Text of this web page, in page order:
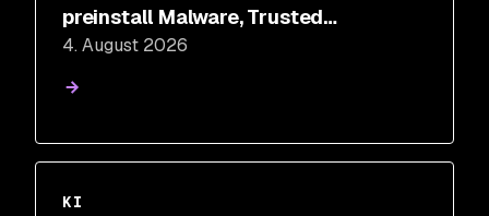
preinstall Malware, Trusted
Provenance, and IDE Hooks
4. August 2026
KI